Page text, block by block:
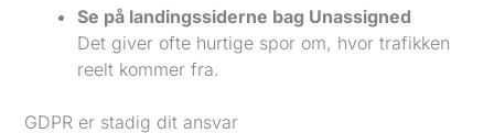
Se på landingssiderne bag Unassigned
Det giver ofte hurtige spor om, hvor trafikken
reelt kommer fra.
GDPR er stadig dit ansvar